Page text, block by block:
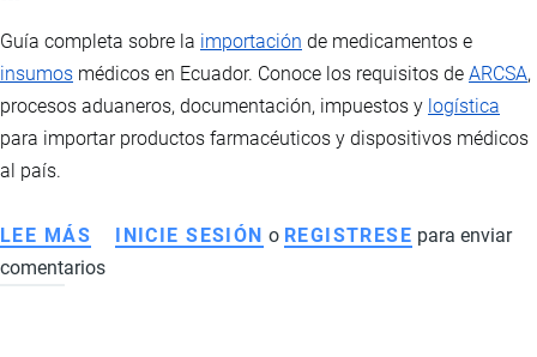
Guía completa sobre la importación de medicamentos e
insumos médicos en Ecuador. Conoce los requisitos de ARCSA,
procesos aduaneros, documentación, impuestos y logística
para importar productos farmacéuticos y dispositivos médicos
al país.
LEE MÁS SOBRE
IMPORTACIÓN
INICIE SESIÓN o REGISTRESE para enviar
comentarios